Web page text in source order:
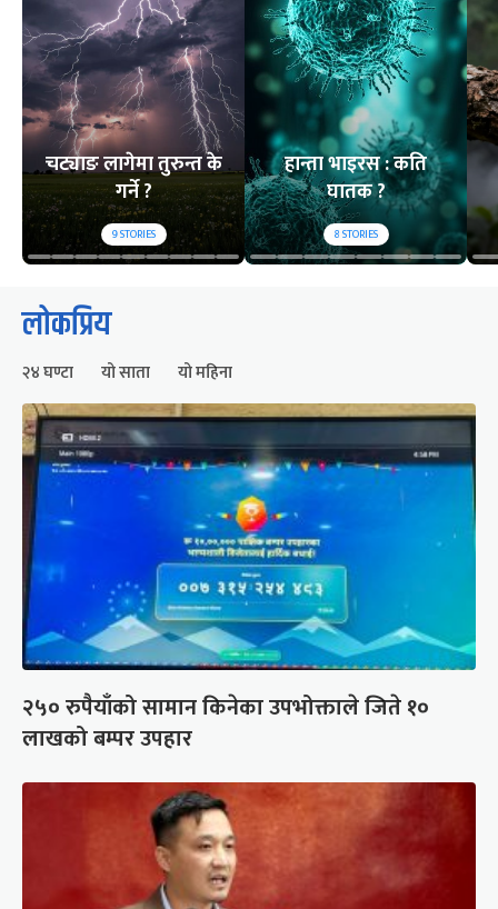
चट्याङ लागेमा तुरुन्त के
गर्ने ?
9STORIES
हान्ता भाइरस : कति
घातक ?
8STORIES
लोकप्रिय
२४ घण्टा यो साता यो महिना
२५० रुपैयाँको सामान किनेका उपभोक्ताले जिते १०
लाखको बम्पर उपहार